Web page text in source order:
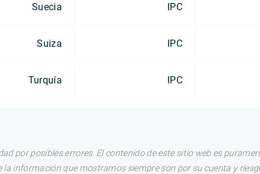
Suecia IPC
Suiza IPC
Turquía IPC
por posibles errores. El contenido de este sitio web es
información que mostramos siempre son por su cuenta y